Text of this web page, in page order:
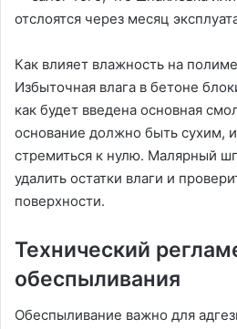
отслоятся через месяц
Как влияет влажность на
Избыточная влага в бетоне
как будет введена основная
основание должно быть сухим,
стремиться к нулю. Малярный
удалить остатки влаги и
поверхности.
Технический
обеспыливания
Обеспыливание важно для